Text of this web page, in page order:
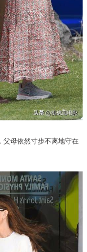
父母依然寸步不离地守在